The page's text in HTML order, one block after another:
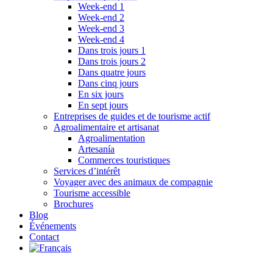
Week-end 1
Week-end 2
Week-end 3
Week-end 4
Dans trois jours 1
Dans trois jours 2
Dans quatre jours
Dans cinq jours
En six jours
En sept jours
Entreprises de guides et de tourisme actif
Agroalimentaire et artisanat
Agroalimentation
Artesanía
Commerces touristiques
Services d’intérêt
Voyager avec des animaux de compagnie
Tourisme accessible
Brochures
Blog
Événements
Contact